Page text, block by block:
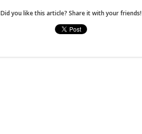
Did you like this article? Share it with your friends!